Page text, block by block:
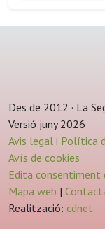
Des de 2012 · La
Versió juny 2026
Avis legal i Política
Avís de cookies
Edita consentiment
Mapa web |
Realització: cdnet